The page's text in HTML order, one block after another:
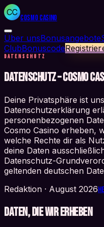
Cosmo Casino
Über unsBonusangebote
ClubBonuscode
DATENSCHUTZ
Datenschutz – Cosmo
Deine Privatsphäre ist
Datenschutzerklärung
personenbezogenen
Cosmo Casino erheben,
welche Rechte dir als
deine Daten
Datenschutz-
geltenden deutschen
Redaktion · August 2026
Daten, die wir erheben